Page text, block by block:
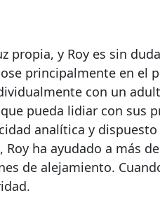
propia, y Roy es sin
principalmente en el
con un
pueda lidiar con sus
analítica y
Roy ha ayudado a más
de alejamiento.